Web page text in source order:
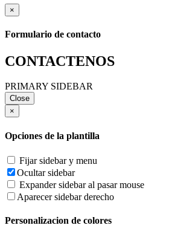
×
Formulario de contacto
CONTACTENOS
PRIMARY SIDEBAR
Close
×
Opciones de la plantilla
Fijar sidebar y menu
Ocultar sidebar
Expander sidebar al pasar mouse
Aparecer sidebar derecho
Personalizacion de colores